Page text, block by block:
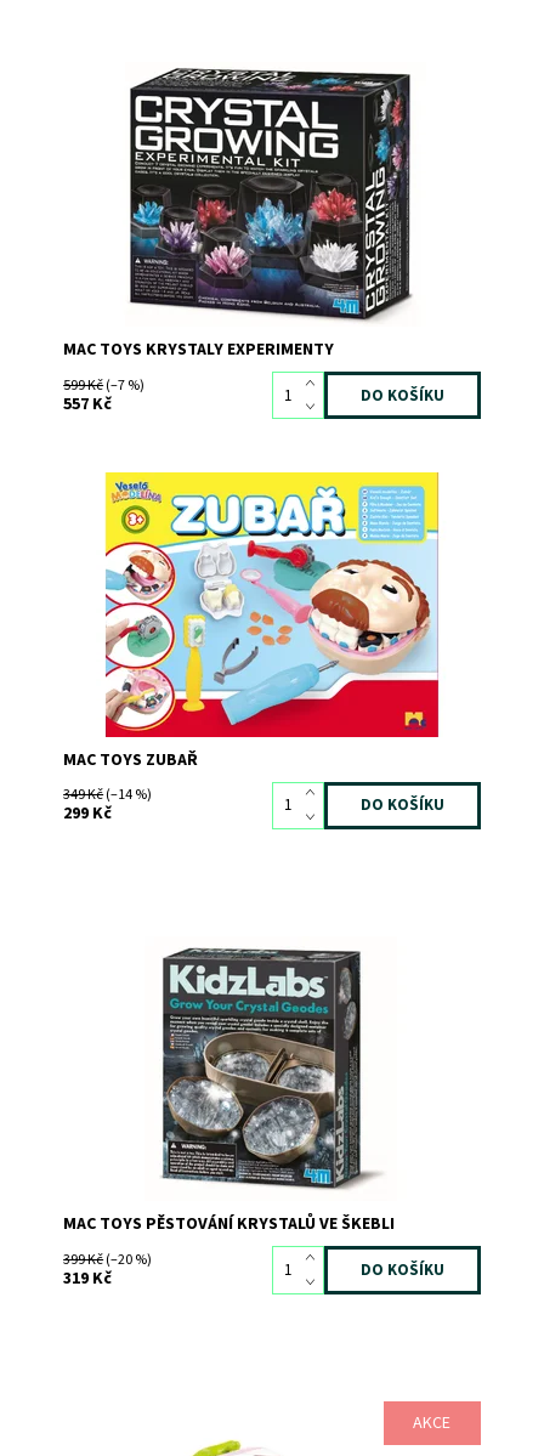
Vypěstuj si krásné krystaly formou zábavného pokusu!
Dostupnost:
Skladem3
5550
MAC TOYS
MAC TOYS KRYSTALY EXPERIMENTY
599 Kč(–7 %)
557 Kč
Skvělá zábava pro malé zubaře!
Dostupnost:
Skladem>3
5547
Značka:
MAC TOYS
MAC TOYS ZUBAŘ
349 Kč(–14 %)
299 Kč
Skladem>3
10083
MAC TOYS
MAC TOYS PĚSTOVÁNÍ KRYSTALŮ VE ŠKEBLI
399 Kč(–20 %)
319 Kč
AKCE
Růžové Autíčko - vkládačka Cotoons